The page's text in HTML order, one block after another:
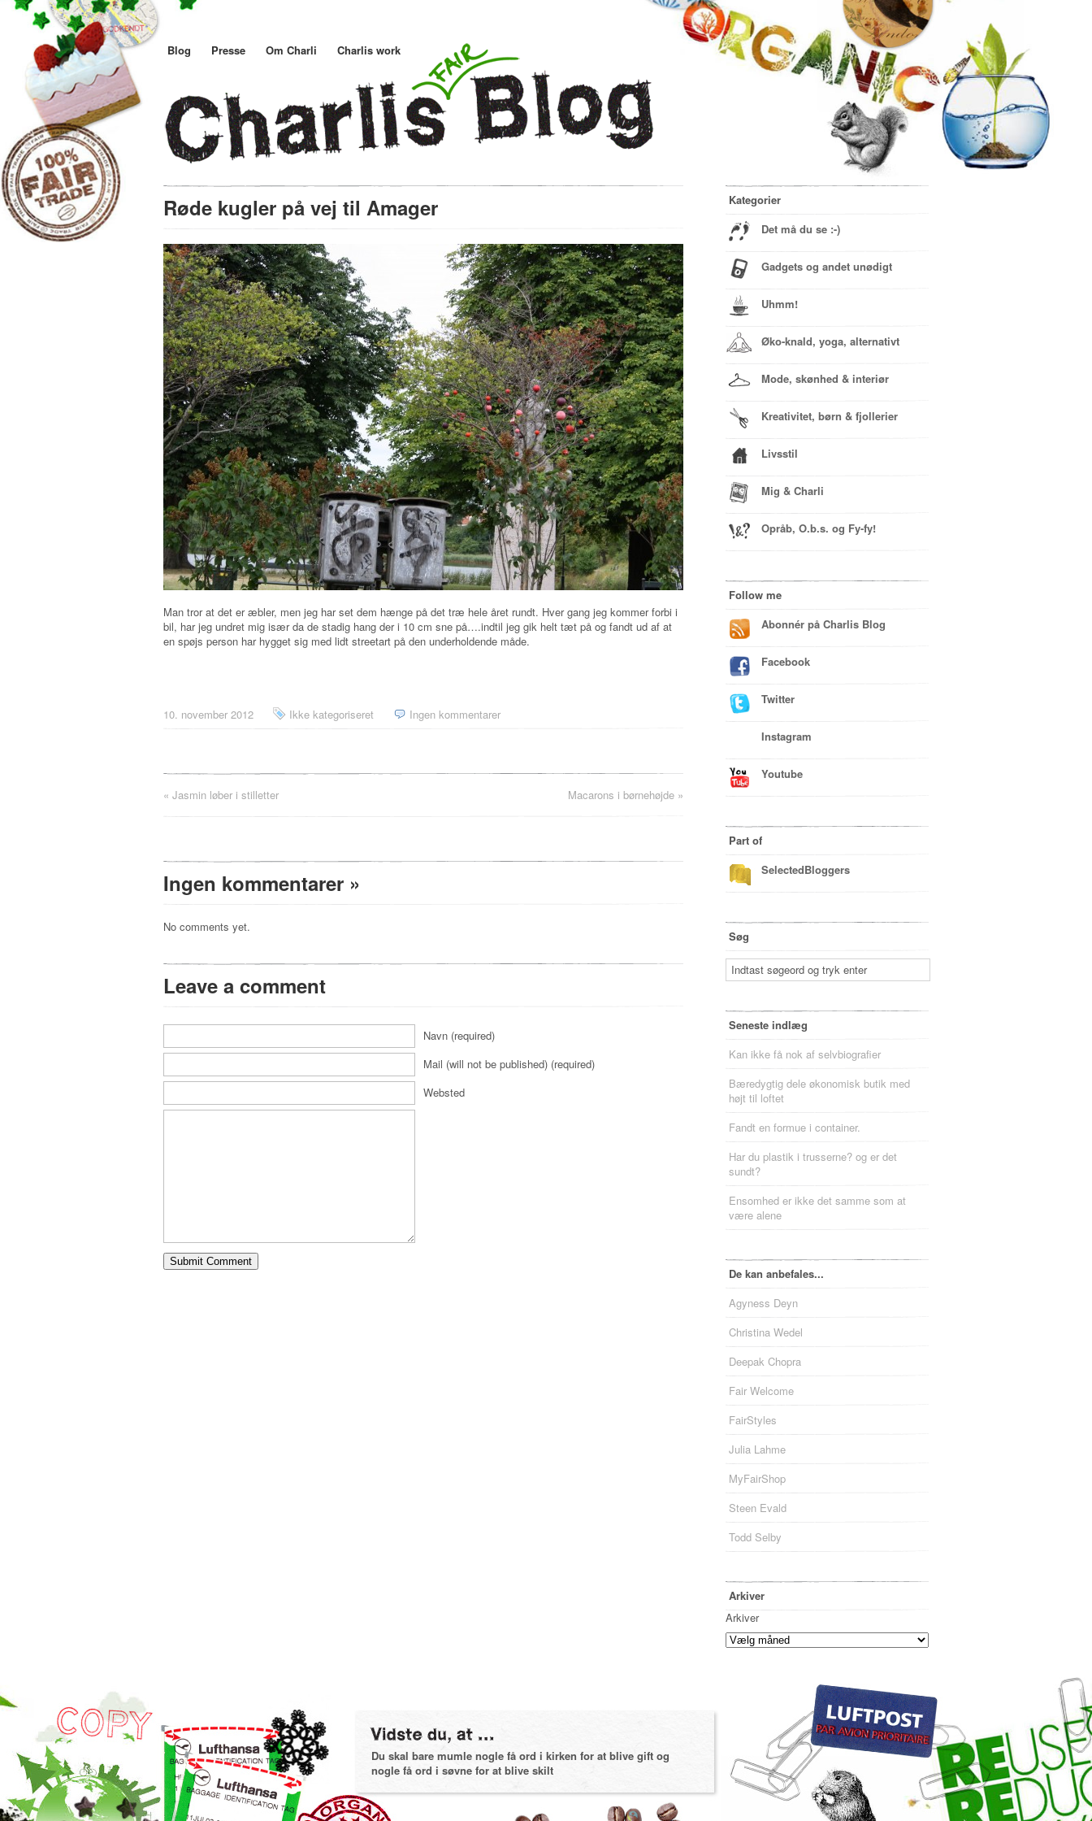
Blog Presse Om Charli Charlis work
Røde kugler på vej til Amager
Man tror at det er æbler, men jeg har set dem hænge på det træ hele året rundt. Hver gang jeg kommer forbi i
bil, har jeg undret mig især da de stadig hang der i 10 cm sne på….indtil jeg gik helt tæt på og fandt ud af at
en spøjs person har hygget sig med lidt streetart på den underholdende måde.
10. november 2012 Ikke kategoriseret Ingen kommentarer
« Jasmin løber i stilletter Macarons i børnehøjde »
Ingen kommentarer »
No comments yet.
Leave a comment
Navn (required)
Mail (will not be published) (required)
Websted
Kategorier
Det må du se :-)
Gadgets og andet unødigt
Uhmm!
Øko-knald, yoga, alternativt
Mode, skønhed & interiør
Kreativitet, børn & fjollerier
Livsstil
Mig & Charli
Opråb, O.b.s. og Fy-fy!
Follow me
Abonnér på Charlis Blog
Facebook
Twitter
Instagram
Youtube
Part of
SelectedBloggers
Søg
Seneste indlæg
Kan ikke få nok af selvbiografier
Bæredygtig dele økonomisk butik med
højt til loftet
Fandt en formue i container.
Har du plastik i trusserne? og er det
sundt?
Ensomhed er ikke det samme som at
være alene
De kan anbefales...
Agyness Deyn
Christina Wedel
Deepak Chopra
Fair Welcome
FairStyles
Julia Lahme
MyFairShop
Steen Evald
Todd Selby
Arkiver
Arkiver
Du skal bare mumle nogle få ord i kirken for at blive gift og
nogle få ord i søvne for at blive skilt